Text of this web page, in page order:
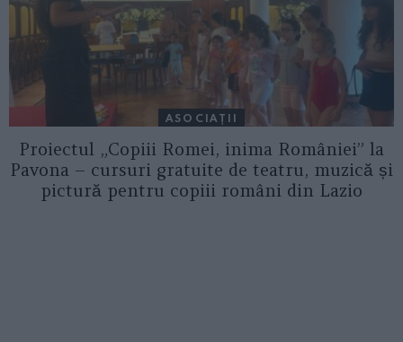
ASOCIAŢII
Proiectul „Copiii Romei, inima României” la
Pavona – cursuri gratuite de teatru, muzică și
pictură pentru copiii români din Lazio